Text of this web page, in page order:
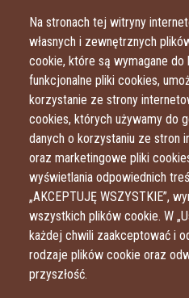
Na stronach tej witryny
własnych i zewnętrznych
cookie, które są wymagane do
funkcjonalne pliki cookies,
korzystanie ze strony
cookies, których używamy do
danych o korzystaniu ze stron
oraz marketingowe pliki
wyświetlania odpowiednich
„AKCEPTUJĘ WSZYSTKIE”,
wszystkich plików cookie. W
każdej chwili zaakceptować i
rodzaje plików cookie oraz
przyszłość.